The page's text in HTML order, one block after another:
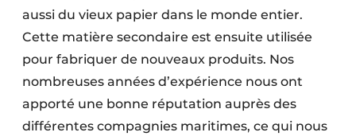
aussi du vieux papier dans le monde entier.
Cette matière secondaire est ensuite utilisée
pour fabriquer de nouveaux produits. Nos
nombreuses années d’expérience nous ont
apporté une bonne réputation auprès des
différentes compagnies maritimes, ce qui nous